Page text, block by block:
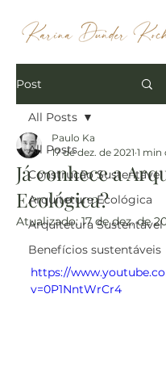
Post
All Posts
Construção Sustentável
Arquitetura Ecológica
Arquitetura Sustentável
Benefícios sustentáveis
All Posts
Já conhece a
Ecológica?
Paulo Ka
17 de dez. de 2021 1 min
Atualizado:17 de dez. de
https://
v=0P1NntWrCr4